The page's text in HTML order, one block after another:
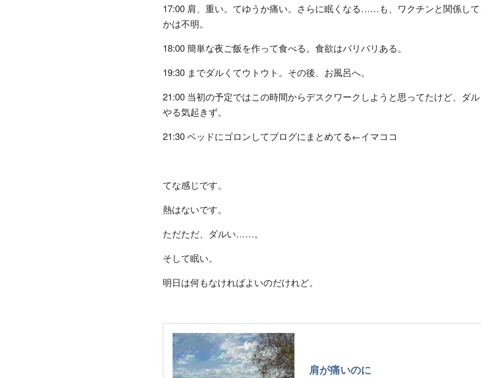
17:00 肩、重い。てゆうか痛い。さらに眠くなる……も、ワクチンと関係し
かは不明。
18:00 簡単な夜ご飯を作って食べる。食欲はバリバリある。
19:30 までダルくてウトウト。その後、お風呂へ。
21:00 当初の予定ではこの時間からデスクワークしようと思ってたけど、ダ
やる気起きず。
21:30 ベッドにゴロンしてブログにまとめてる←イマココ
てな感じです。
熱はないです。
ただただ、ダルい……。
そして眠い。
明日は何もなければよいのだけれど。
肩が痛いのに